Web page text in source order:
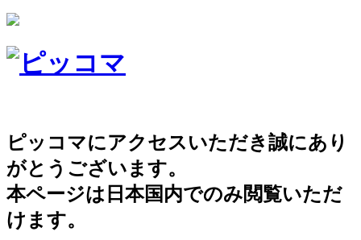
ピッコマにアクセスいただき誠にあり
がとうございます。
本ページは日本国内でのみ閲覧いただ
けます。